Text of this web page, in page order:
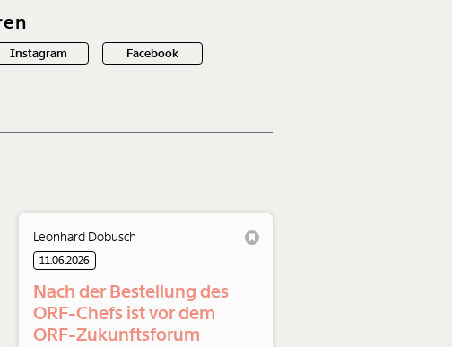
Instagram Facebook
Leonhard Dobusch
11.06.2026
Nach der Bestellung des
ORF-Chefs ist vor dem
ORF-Zukunftsforum